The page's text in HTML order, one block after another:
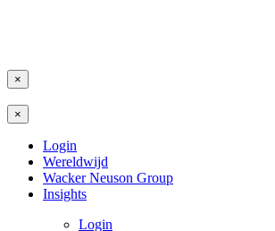
×
×
Login
Wereldwijd
Wacker Neuson Group
Insights
Login